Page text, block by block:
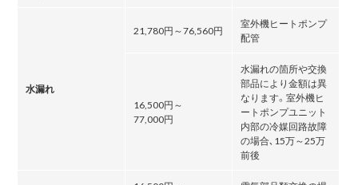
水漏れ
21,780円～76,560円
室外機ヒートポンプ
配管
16,500円～
77,000円
水漏れの箇所や交換
部品により金額は異
なります。室外機ヒ
ートポンプユニット
内部の冷媒回路故障
の場合､15万～25万
前後